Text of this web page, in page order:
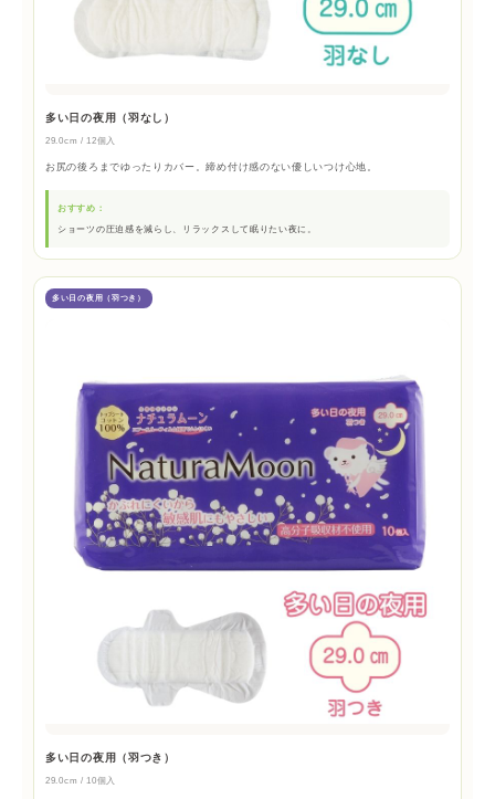
多い日の夜用（羽なし）
29.0cm / 12個入
お尻の後ろまでゆったりカバー。締め付け感のない優しいつけ心地。
おすすめ：
ショーツの圧迫感を減らし、リラックスして眠りたい夜に。
多い日の夜用（羽つき）
多い日の夜用（羽つき）
29.0cm / 10個入